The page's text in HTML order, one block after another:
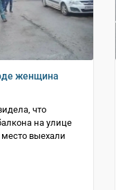
женщина
что
на улице
выехали